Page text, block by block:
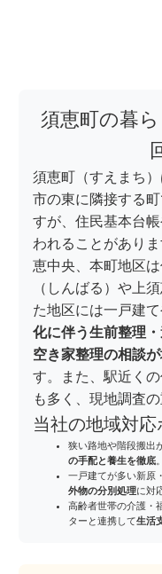
須恵町の暮
須恵町（すえまち
市の東に隣接する
すが、住民基本台帳
われることがあり
恵中央、本町地区
（しんばる）や上
た地区には一戸建
化に伴う生前整理
空き家整理の相談
す。また、駅近く
も多く、現地調査
当社の地域対応
狭い路地や階段搬出
の手配と養生を徹底
一戸建てが多い新原
外物の分別処理に対
高齢者世帯の介護・
ターと連携して生活